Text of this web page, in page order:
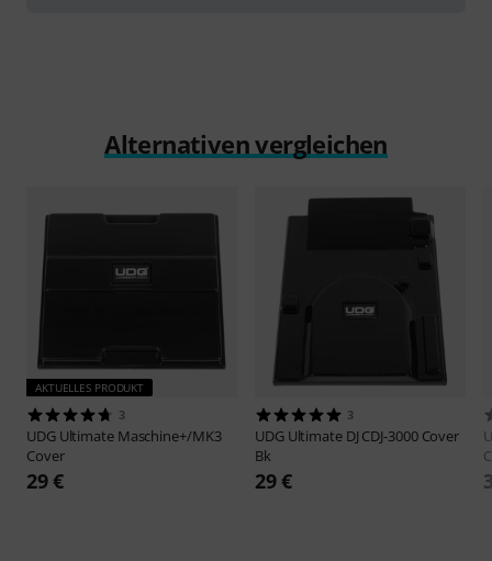
Alternativen vergleichen
AKTUELLES PRODUKT
3
UDG Ultimate Maschine+/MK3
Cover
29 €
3
UDG Ultimate DJ CDJ-3000 Cover
Bk
29 €